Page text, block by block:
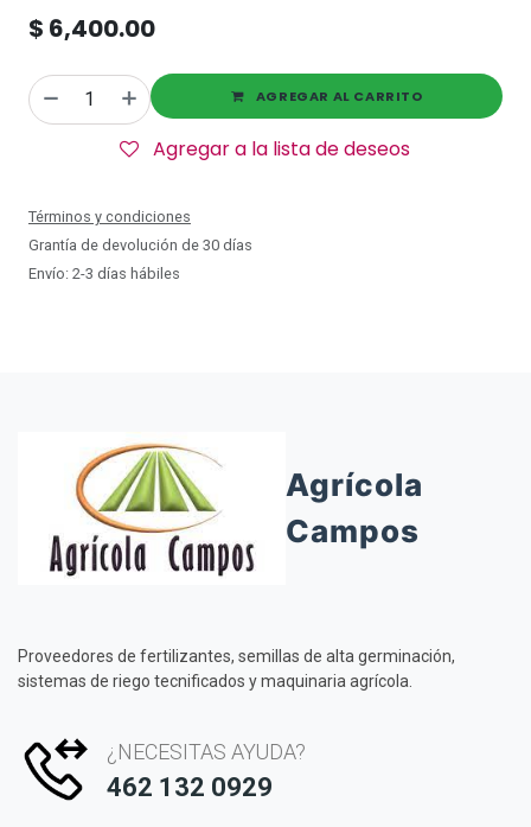
$ 6,400.00
AGREGAR AL CARRITO
Agregar a la lista de deseos
Términos y condiciones
Grantía de devolución de 30 días
Envío: 2-3 días hábiles
Agrícola
Campos
Proveedores de fertilizantes, semillas de alta germinación,
sistemas de riego tecnificados y maquinaria agrícola.
¿NECESITAS AYUDA?
462 132 0929